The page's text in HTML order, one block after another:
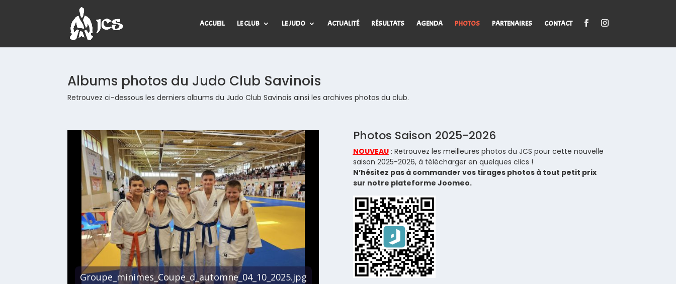
ACCUEIL LE CLUB LE JUDO ACTUALITÉ RÉSULTATS AGENDA PHOTOS PARTENAIRES CONTACT
Albums photos du Judo Club Savinois
Retrouvez ci-dessous les derniers albums du Judo Club Savinois ainsi les archives photos du club.
Photos Saison 2025-2026
NOUVEAU: Retrouvez les meilleures photos du JCS pour cette nouvelle
saison 2025-2026, à télécharger en quelques clics !
N’hésitez pas à commander vos tirages photos à tout petit prix
sur notre plateforme Joomeo.